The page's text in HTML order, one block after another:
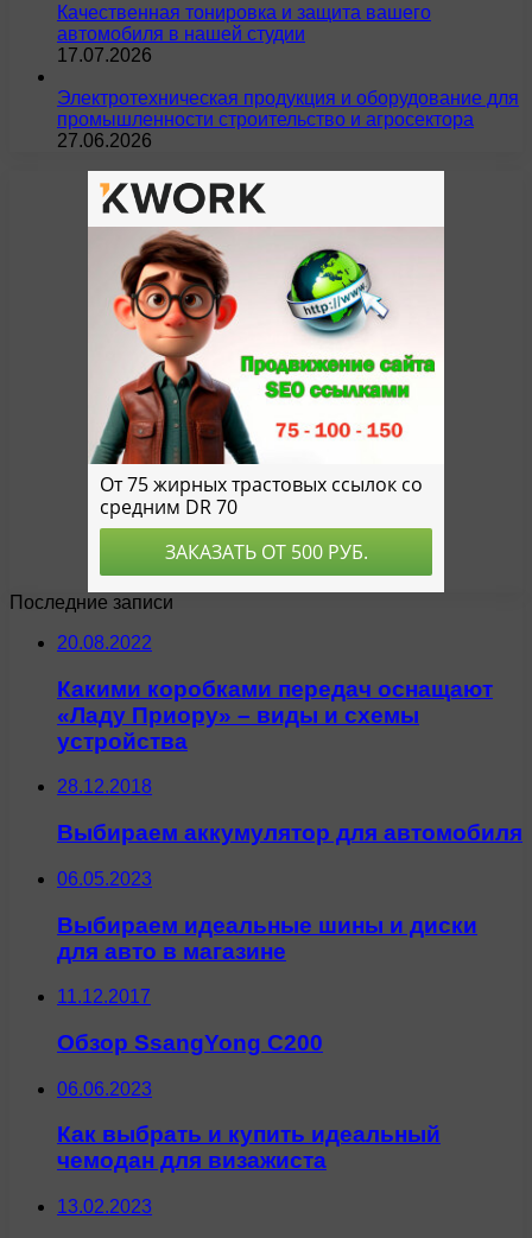
Качественная тонировка и защита вашего
автомобиля в нашей студии
17.07.2026
Электротехническая продукция и оборудование для
промышленности строительство и агросектора
27.06.2026
Последние записи
20.08.2022
Какими коробками передач оснащают
«Ладу Приору» – виды и схемы
устройства
28.12.2018
Выбираем аккумулятор для автомобиля
06.05.2023
Выбираем идеальные шины и диски
для авто в магазине
11.12.2017
Обзор SsangYong C200
06.06.2023
Как выбрать и купить идеальный
чемодан для визажиста
13.02.2023